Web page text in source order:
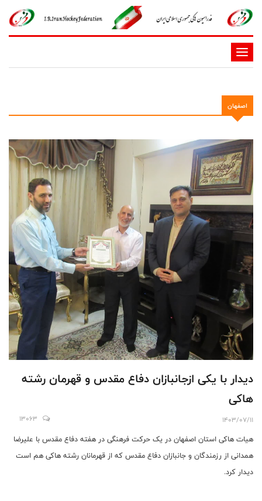
-
-
-
-
-
اصفهان
دیدار با یکی ازجانبازان دفاع مقدس و قهرمان رشته
هاکی
1403/07/11
13063
هیات هاکی استان اصفهان در یک حرکت فرهنگی در هفته دفاع مقدس با علیرضا
همدانی از رزمندگان و جانبازان دفاع مقدس که از قهرمانان رشته هاکی هم است
دیدار کرد.